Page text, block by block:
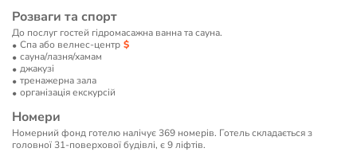
Розваги та спорт
До послуг гостей гідромасажна ванна та сауна.
Спа або велнес-центр
сауна/лазня/хамам
джакузі
тренажерна зала
організація екскурсій
Номери
Номерний фонд готелю налічує 369 номерів. Готель складається з
головної 31-поверхової будівлі, є 9 ліфтів.